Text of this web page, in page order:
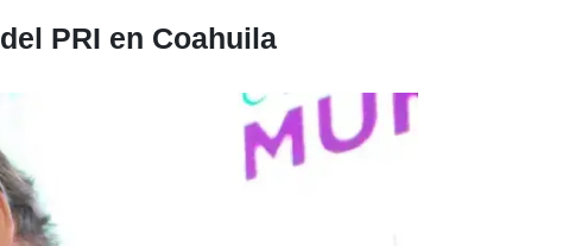
PRI en Coahuila